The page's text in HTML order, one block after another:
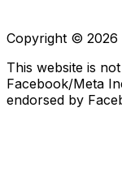
Copyright © 2026
This website is
Facebook/Meta
endorsed by